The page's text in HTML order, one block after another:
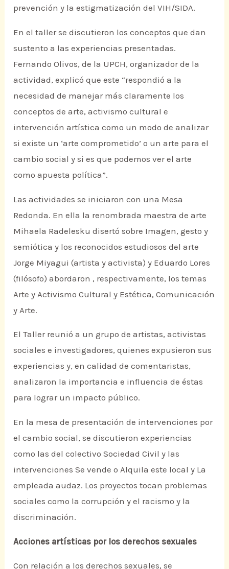
prevención y la estigmatización del VIH/SIDA.
En el taller se discutieron los conceptos que dan
sustento a las experiencias presentadas.
Fernando Olivos, de la UPCH, organizador de la
actividad, explicó que este “respondió a la
necesidad de manejar más claramente los
conceptos de arte, activismo cultural e
intervención artística como un modo de analizar
si existe un ‘arte comprometido’ o un arte para el
cambio social y si es que podemos ver el arte
como apuesta política”.
Las actividades se iniciaron con una Mesa
Redonda. En ella la renombrada maestra de arte
Mihaela Radelesku disertó sobre Imagen, gesto y
semiótica y los reconocidos estudiosos del arte
Jorge Miyagui (artista y activista) y Eduardo Lores
(filósofo) abordaron , respectivamente, los temas
Arte y Activismo Cultural y Estética, Comunicación
y Arte.
El Taller reunió a un grupo de artistas, activistas
sociales e investigadores, quienes expusieron sus
experiencias y, en calidad de comentaristas,
analizaron la importancia e influencia de éstas
para lograr un impacto público.
En la mesa de presentación de intervenciones por
el cambio social, se discutieron experiencias
como las del colectivo Sociedad Civil y las
intervenciones Se vende o Alquila este local y La
empleada audaz. Los proyectos tocan problemas
sociales como la corrupción y el racismo y la
discriminación.
Acciones artísticas por los derechos sexuales
Con relación a los derechos sexuales, se